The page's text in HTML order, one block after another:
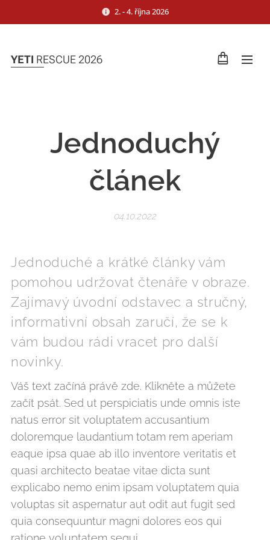
2. - 4. října 2026
YETI RESCUE 2026
Jednoduchý
článek
04.10.2022
Jednoduché a krátké články vám
pomohou udržovat čtenáře v obraze.
Zajímavý úvodní odstavec a stručný,
informativní obsah zaručí, že se k
vám budou rádi vracet pro další
novinky.
Váš text začíná právě zde. Klikněte a můžete
začít psát. Sed ut perspiciatis unde omnis iste
natus error sit voluptatem accusantium
doloremque laudantium totam rem aperiam
eaque ipsa quae ab illo inventore veritatis et
quasi architecto beatae vitae dicta sunt
explicabo nemo enim ipsam voluptatem quia
voluptas sit aspernatur aut odit aut fugit sed
quia consequuntur magni dolores eos qui